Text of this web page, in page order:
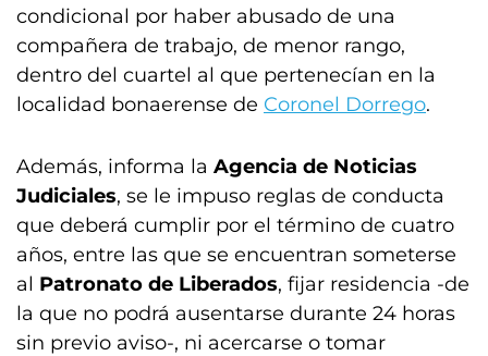
condicional por haber abusado de una
compañera de trabajo, de menor rango,
dentro del cuartel al que pertenecían en la
localidad bonaerense de Coronel Dorrego.
Además, informa la Agencia de Noticias
Judiciales, se le impuso reglas de conducta
que deberá cumplir por el término de cuatro
años, entre las que se encuentran someterse
al Patronato de Liberados, fijar residencia -de
la que no podrá ausentarse durante 24 horas
sin previo aviso-, ni acercarse o tomar